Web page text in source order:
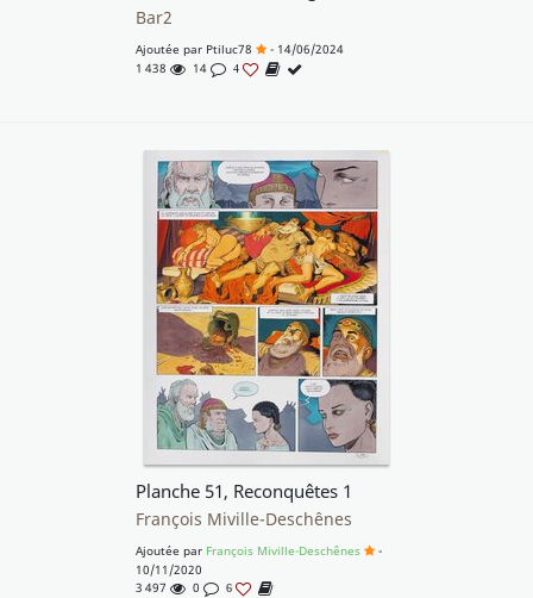
Bar2
Ajoutée par Ptiluc78
- 14/06/2024
1 438
14 4
Planche 51, Reconquêtes 1
François Miville-Deschênes
Ajoutée par François Miville-Deschênes
-
10/11/2020
3 497
0 6